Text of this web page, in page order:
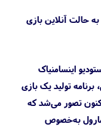
به حالت آنلاین بازی
اینسامنیاک
تولید یک بازی
تصور می‌شد که
مارول به‌خصوص